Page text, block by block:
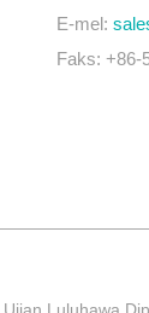
E-mel:
Faks: +86-